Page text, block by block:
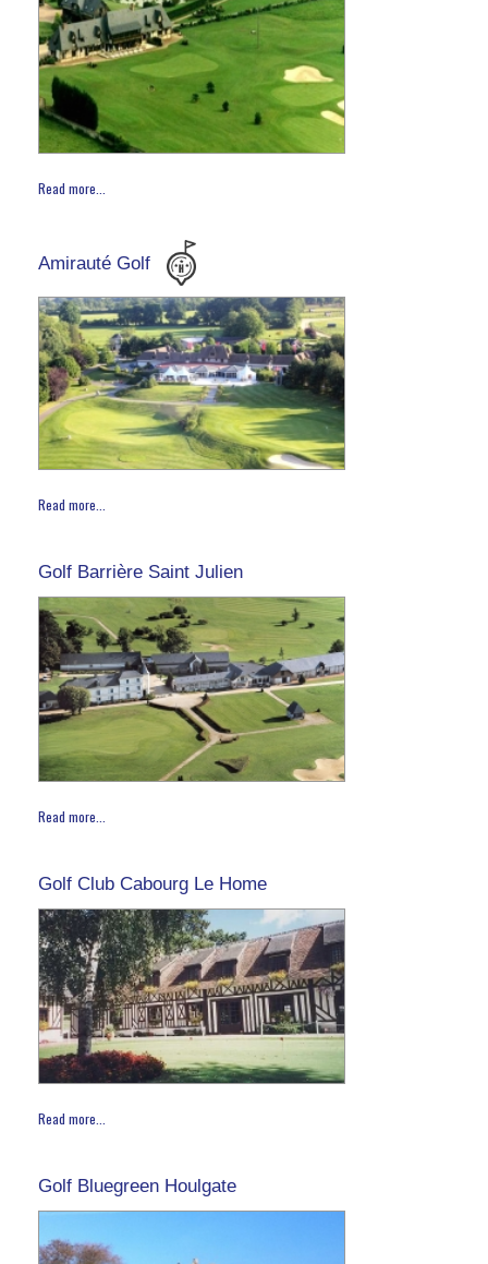
Read more...
Amirauté Golf
Read more...
Golf Barrière Saint Julien
Read more...
Golf Club Cabourg Le Home
Read more...
Golf Bluegreen Houlgate